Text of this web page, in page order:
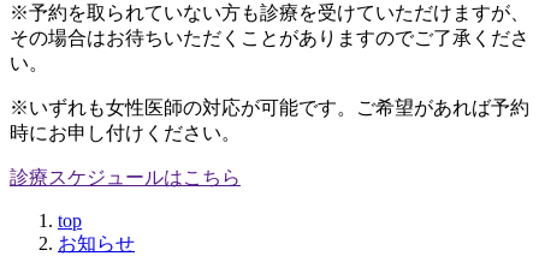
※予約を取られていない方も診療を受けていただけますが、
その場合はお待ちいただくことがありますのでご了承くださ
い。
※いずれも女性医師の対応が可能です。ご希望があれば予約
時にお申し付けください。
診療スケジュールはこちら
top
お知らせ